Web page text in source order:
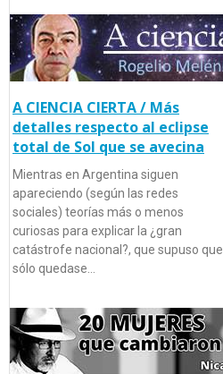
A CIENCIA CIERTA / Más
detalles respecto al eclipse
total de Sol que se avecina
Mientras en Argentina siguen
apareciendo (según las redes
sociales) teorías más o menos
curiosas para explicar la ¿gran
catástrofe nacional?, que supuso que
sólo quedase…